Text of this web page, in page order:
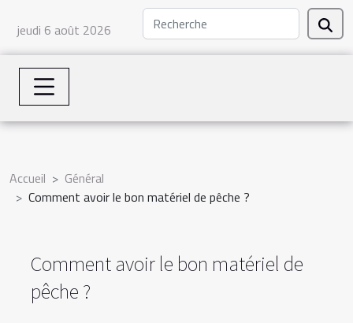
jeudi 6 août 2026
Accueil
Général
Comment avoir le bon matériel de pêche ?
Comment avoir le bon matériel de
pêche ?